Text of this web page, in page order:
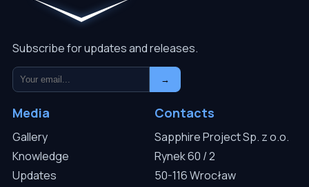
Subscribe for updates and releases.
→
Media
Gallery
Knowledge
Updates
Contacts
Sapphire Project Sp. z o.o.
Rynek 60 / 2
50-116 Wrocław